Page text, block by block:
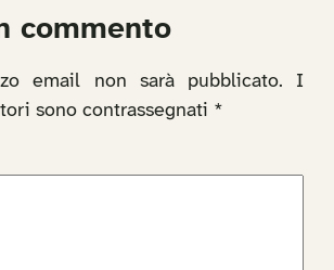
commento
email non sarà pubblicato.
I
sono contrassegnati *